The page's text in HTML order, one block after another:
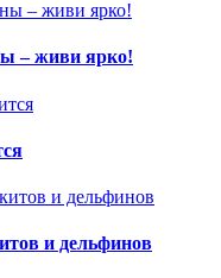
– живи ярко!
и дельфинов